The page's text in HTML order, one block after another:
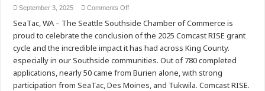
September 3, 2025 Comments Offon
Southside
Chamber
Celebrates
RISE
Awards:
100
King
County
Businesses
SeaTac, WA – The Seattle Southside Chamber of Commerce is
proud to celebrate the conclusion of the 2025 Comcast RISE grant
cycle and the incredible impact it has had across King County.
especially in our Southside communities. Out of 780 completed
applications, nearly 50 came from Burien alone, with strong
participation from SeaTac, Des Moines, and Tukwila. Comcast RISE.